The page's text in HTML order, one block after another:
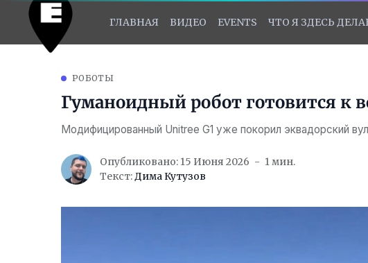
ГЛАВНАЯ ВИДЕО EVENTS ЧТО Я ЗДЕСЬ
РОБОТЫ
Гуманоидный робот готовится к
Модифицированный Unitree G1 уже покорил эквадорский
Опубликовано: 15 Июня 2026
1 мин.
Текст:Дима Кутузов